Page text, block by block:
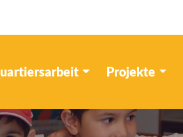
Projekte